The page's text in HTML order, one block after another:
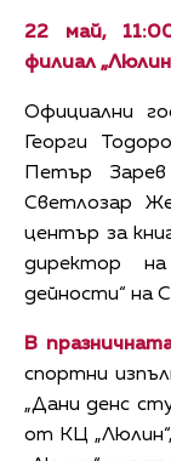
22 май,
филиал
Официални
Георги
Петър
Светлозар
център за
директор
дейности“ на
В
спортни
„Дани денс
от КЦ